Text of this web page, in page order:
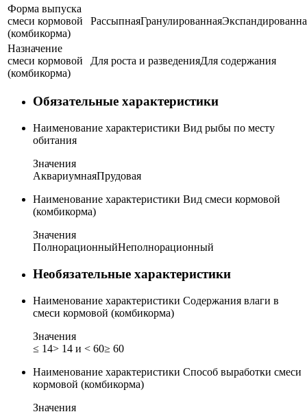
Форма выпуска
смеси кормовой
(комбикорма)
РассыпнаяГранулированная
Назначение
смеси кормовой
(комбикорма)
Для роста и разведенияДля содержания
Обязательные характеристики
Наименование характеристики Вид рыбы по месту
обитания
Значения
АквариумнаяПрудовая
Наименование характеристики Вид смеси кормовой
(комбикорма)
Значения
ПолнорационныйНеполнорационный
Необязательные характеристики
Наименование характеристики Содержания влаги в
смеси кормовой (комбикорма)
Значения
≤ 14> 14 и < 60≥ 60
Наименование характеристики Способ выработки смеси
кормовой (комбикорма)
Значения